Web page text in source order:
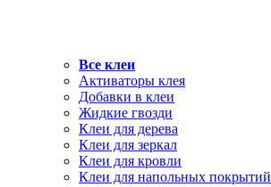
Все клеи
Активаторы клея
Добавки в клеи
Жидкие гвозди
Клеи для дерева
Клеи для зеркал
Клеи для кровли
Клеи для напольных покрытий